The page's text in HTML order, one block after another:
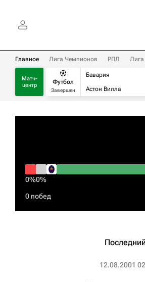
Главное Лига Чемпионов РПЛ
Матч-
центр
Футбол
Завершен
Бавария
Астон Вилла
0%0%
0 побед
12.08.2001